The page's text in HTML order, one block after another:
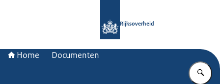
Rijksoverheid
Home Documenten